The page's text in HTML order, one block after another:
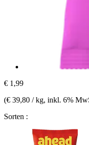
€ 1,99
(€ 39,80 / kg, inkl. 6%
Sorten :